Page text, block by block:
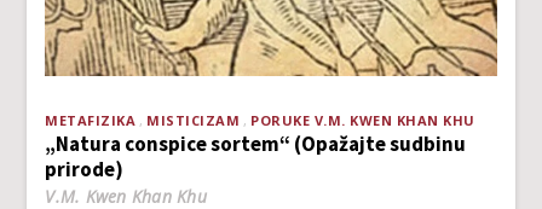
METAFIZIKA MISTICIZAM PORUKE V.M. KWEN KHAN KHU
„Natura conspice sortem“ (Opažajte sudbinu
prirode)
V.M. Kwen Khan Khu